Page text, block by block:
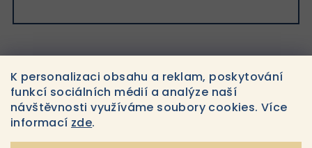
K personalizaci obsahu a reklam, poskytování
funkcí sociálních médií a analýze naší
návštěvnosti využíváme soubory cookies. Více
informací zde.
Související produkty